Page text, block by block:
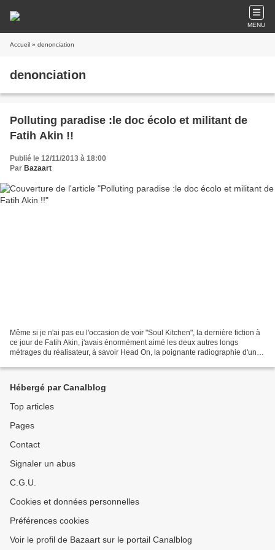
MENU
Accueil » denonciation
denonciation
Polluting paradise :le doc écolo et militant de
Fatih Akin !!
Publié le 12/11/2013 à 18:00
Par Bazaart
Même si je n'ai pas eu l'occasion de voir "Soul Kitchen", la dernière fiction à
ce jour de Fatih Akin, j'avais énormément aimé les deux autres longs
métrages du réalisateur, à savoir Head On, la poignante radiographie d'une
Hébergé par Canalblog
Top articles
Pages
Contact
Signaler un abus
C.G.U.
Cookies et données personnelles
Préférences cookies
Voir le profil de Bazaart sur le portail Canalblog